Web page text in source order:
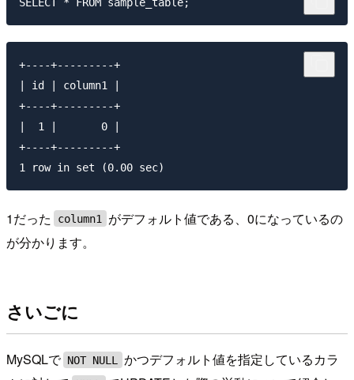
+----+---------+
| id | column1 |
+----+---------+
|  1 |       0 |
+----+---------+
1だった column1
がデフォルト値である、0になっているの
が分かります。
さいごに
MySQLで NOT NULL
かつデフォルト値を指定しているカラ